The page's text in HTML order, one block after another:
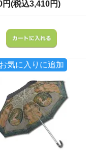
円(税込3,410円)
お気に入りに追加